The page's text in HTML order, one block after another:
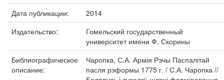
Дата публикации:
2014
Издательство:
Гомельский государственный
университет имени Ф. Скорины
Библиографическое
описание:
Чаропка, С.А. Армія Рэчы Паспалітай
пасля рэформы 1775 г. / С.А. Чаропка //